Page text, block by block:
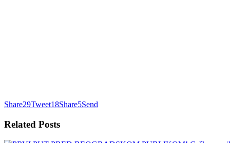
Share29Tweet18Share5Send
Related Posts